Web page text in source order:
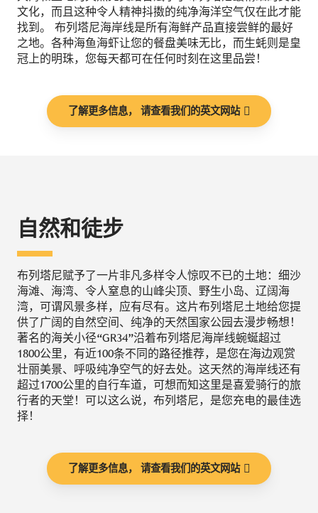
文化，而且这种令人精神抖擞的纯净海洋空气仅在此才能
找到。 布列塔尼海岸线是所有海鲜产品直接尝鲜的最好
之地。各种海鱼海虾让您的餐盘美味无比，而生蚝则是皇
冠上的明珠，您每天都可在任何时刻在这里品尝！
了解更多信息， 请查看我们的英文网站
自然和徒步
布列塔尼赋予了一片非凡多样令人惊叹不已的土地：细沙
海滩、海湾、令人窒息的山峰尖顶、野生小岛、辽阔海
湾，可谓风景多样，应有尽有。这片布列塔尼土地给您提
供了广阔的自然空间、纯净的天然国家公园去漫步畅想！
著名的海关小径“GR34”沿着布列塔尼海岸线蜿蜒超过
1800公里，有近100条不同的路径推荐，是您在海边观赏
壮丽美景、呼吸纯净空气的好去处。这天然的海岸线还有
超过1700公里的自行车道，可想而知这里是喜爱骑行的旅
行者的天堂！可以这么说，布列塔尼，是您充电的最佳选
择！
了解更多信息， 请查看我们的英文网站